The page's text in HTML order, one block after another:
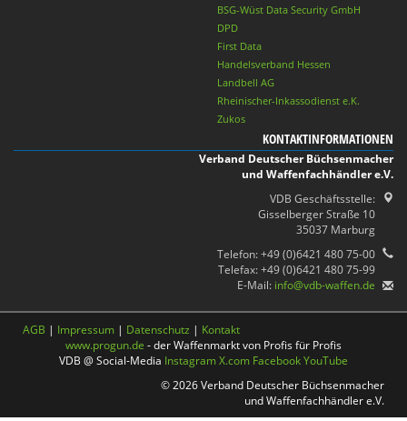
BSG-Wüst Data Security GmbH
DPD
First Data
Handelsverband Hessen
Landbell AG
Rheinischer-Inkassodienst e.K.
Zukos
KONTAKTINFORMATIONEN
Verband Deutscher Büchsenmacher
und Waffenfachhändler e.V.
VDB Geschäftsstelle:
Gisselberger Straße 10
35037 Marburg
Telefon: +49 (0)6421 480 75-00
Telefax: +49 (0)6421 480 75-99
E-Mail: info@vdb-waffen.de
AGB | Impressum | Datenschutz | Kontakt
www.progun.de - der Waffenmarkt von Profis für Profis
VDB @ Social-Media InstagramX.com FacebookYouTube
© 2026 Verband Deutscher Büchsenmacher
und Waffenfachhändler e.V.